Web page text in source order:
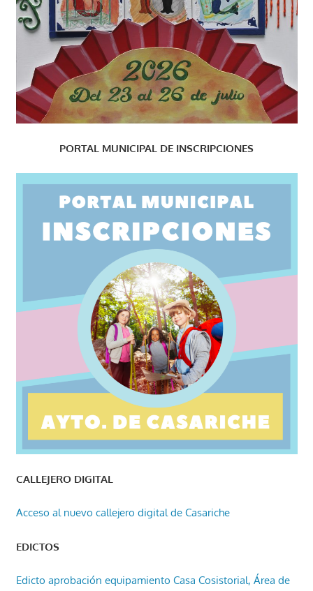
PORTAL MUNICIPAL DE INSCRIPCIONES
CALLEJERO DIGITAL
Acceso al nuevo callejero digital de Casariche
EDICTOS
Edicto aprobación equipamiento Casa Cosistorial, Área de